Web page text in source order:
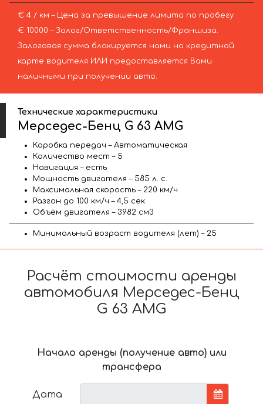
€ 4 / км – Цена за превышение лимита по пробегу
€ 10000 – Залог/Ответственность/Франшиза.
Залоговая сумма блокируется нами на кредитной
карте водителя ИЛИ предоставляется Вами
наличными при получении авто.
Технические характеристики
Мерседес-Бенц G 63 AMG
Коробка передач – Автоматическая
Количество мест – 5
Навигация – есть
Мощность двигателя – 585 л. с.
Максимальная скорость – 220 км/ч
Разгон до 100 км/ч – 4,5 сек
Объём двигателя – 3982 см3
Минимальный возраст водителя (лет) – 25
Расчёт стоимости аренды
автомобиля Мерседес-Бенц
G 63 AMG
Начало аренды (получение авто) или
трансфера
Дата